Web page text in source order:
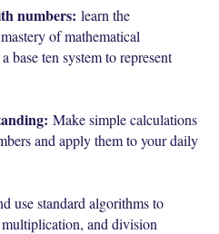
numbers: learn the
of mathematical
base ten system to represent
Make simple calculations
and apply them to your daily
use standard algorithms to
and division